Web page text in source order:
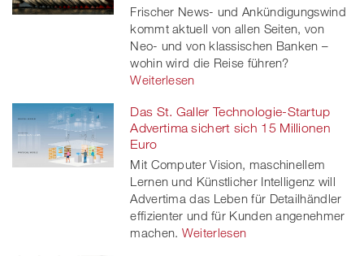
Frischer News- und Ankündigungswind
kommt aktuell von allen Seiten, von
Neo- und von klassischen Banken –
wohin wird die Reise führen?
Weiterlesen
Das St. Galler Technologie-Startup
Advertima sichert sich 15 Millionen
Euro
Mit Computer Vision, maschinellem
Lernen und Künstlicher Intelligenz will
Advertima das Leben für Detailhändler
effizienter und für Kunden angenehmer
machen. Weiterlesen